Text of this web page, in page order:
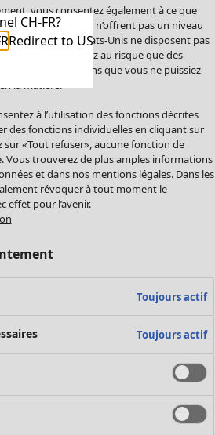
CH-FR?
Redirect to US
vous consentez également à ce que
Les États-Unis n’offrent pas un niveau
de l’UE. Les États-Unis ne disposent pas
vous vous exposez au risque que des
personnel sans que vous ne puissiez
la matière.
à l’utilisation des fonctions décrites
des fonctions individuelles en cliquant sur
«Tout refuser», aucune fonction de
Vous trouverez de plus amples informations
et dans nos mentions légales. Dans les
révoquer à tout moment le
effet pour l’avenir.
Toujours actif
Toujours actif